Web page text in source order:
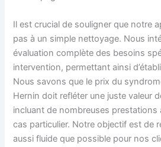
Il est crucial de souligner que notre
pas à un simple nettoyage. Nous
évaluation complète des besoins
intervention, permettant ainsi
Nous savons que le prix du
Hernin doit refléter une juste valeur
incluant de nombreuses prestations
cas particulier. Notre objectif est de
aussi fluide que possible pour nos